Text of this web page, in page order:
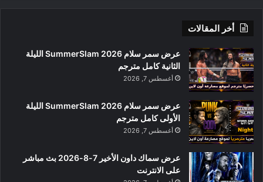
أخر المقالات
عرض سمر سلام SummerSlam 2026 الليلة
الثانية كامل مترجم
أغسطس 7, 2026
عرض سمر سلام SummerSlam 2026 الليلة
الأولى كامل مترجم
أغسطس 7, 2026
عرض سماك داون الأخير 7-8-2026 بث مباشر
على الانترنت